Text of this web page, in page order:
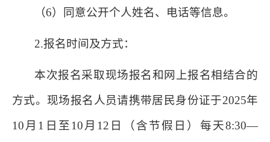
（6）同意公开个人姓名、电话等信息。
2.报名时间及方式：
本次报名采取现场报名和网上报名相结合的
方式。现场报名人员请携带居民身份证于2025年
10月1日至10月12日（含节假日）每天8:30—